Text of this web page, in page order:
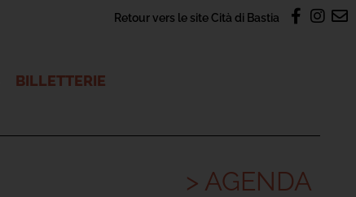
Retour vers le site Cità di Bastia
BILLETTERIE
> AGENDA